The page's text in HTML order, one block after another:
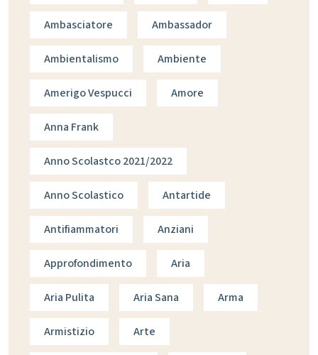
Ambasciatore Ambassador
Ambientalismo Ambiente
Amerigo Vespucci Amore
Anna Frank
Anno Scolastco 2021/2022
Anno Scolastico Antartide
Antifiammatori Anziani
Approfondimento Aria
Aria Pulita Aria Sana Arma
Armistizio Arte